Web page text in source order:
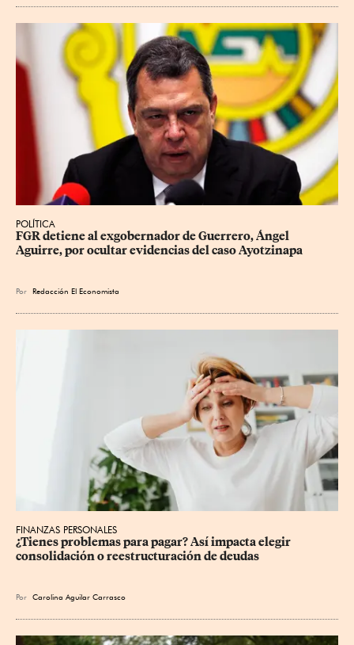
POLÍTICA
FGR detiene al exgobernador de Guerrero, Ángel
Aguirre, por ocultar evidencias del caso Ayotzinapa
Por Redacción El Economista
FINANZAS PERSONALES
¿Tienes problemas para pagar? Así impacta elegir
consolidación o reestructuración de deudas
Por Carolina Aguilar Carrasco